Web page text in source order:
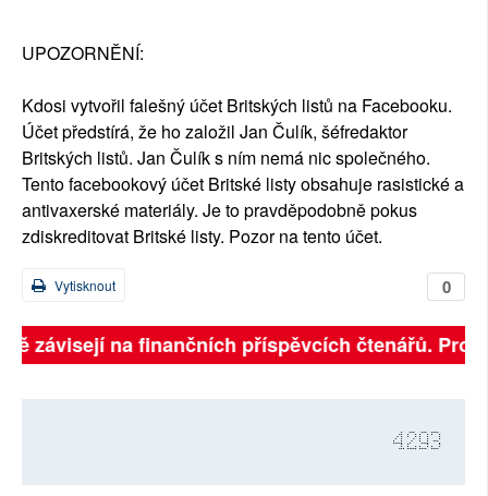
PLNÁ VERZE STRÁNEK
UPOZORNĚNÍ:
Kdosi vytvořil falešný účet Britských listů na Facebooku.
Účet předstírá, že ho založil Jan Čulík, šéfredaktor
Britských listů. Jan Čulík s ním nemá nic společného.
Tento facebookový účet Britské listy obsahuje rasistické a
antivaxerské materiály. Je to pravděpodobně pokus
zdiskreditovat Britské listy. Pozor na tento účet.
0
Vytisknout
závisejí na finančních příspěvcích čtenářů.
4293